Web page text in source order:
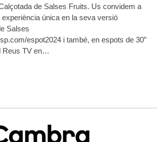
de Salses Fruits. Us convidem a
única en la seva versió
Salses
espot2024 i també, en espots de 30”
Reus TV en…